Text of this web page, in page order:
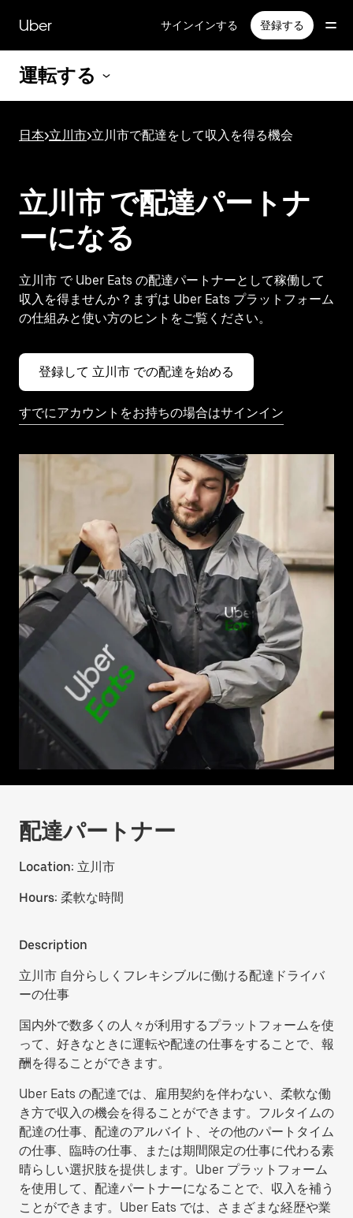
ン
Uber サインインする 登録する
運転する
日本>立川市>立川市で配達をして収入を得る機会
立川市 で配達パートナ
ーになる
立川市 で Uber Eats の配達パートナーとして稼働して
収入を得ませんか？まずは Uber Eats プラットフォーム
の仕組みと使い方のヒントをご覧ください。
登録して 立川市 での配達を始める
すでにアカウントをお持ちの場合はサインイン
配達パートナー
Location: 立川市
Hours: 柔軟な時間
Description
立川市 自分らしくフレキシブルに働ける配達ドライバ
ーの仕事
国内外で数多くの人々が利用するプラットフォームを使
って、好きなときに運転や配達の仕事をすることで、報
酬を得ることができます。
Uber Eats の配達では、雇用契約を伴わない、柔軟な働
き方で収入の機会を得ることができます。フルタイムの
配達の仕事、配達のアルバイト、その他のパートタイム
の仕事、臨時の仕事、または期間限定の仕事に代わる素
晴らしい選択肢を提供します。Uber プラットフォーム
を使用して、配達パートナーになることで、収入を補う
ことができます。Uber Eats では、さまざまな経歴や業